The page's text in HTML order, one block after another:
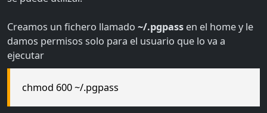
Creamos un fichero llamado ~/.pgpass en el home y le
damos permisos solo para el usuario que lo va a
ejecutar
chmod 600 ~/.pgpass